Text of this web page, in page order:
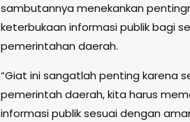
sambutannya menekankan
keterbukaan informasi publik bagi
pemerintahan daerah.
“Giat ini sangatlah penting karena
pemerintah daerah, kita harus
informasi publik sesuai dengan